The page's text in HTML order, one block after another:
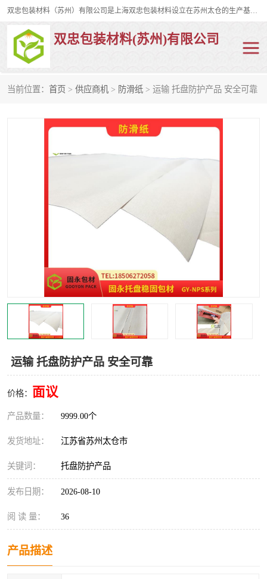
双忠包装材料（苏州）有限公司是上海双忠包装材料设立在苏州太仓的生产基地，占地约2万平米，产品主要有打孔缠绕膜，拉伸蜂窝纸，集装箱充气袋，滑托板，打包带，裹包网兜，防滑纸等箱体和托盘的运输和保护性包材。固永包材®，GooYon Pack®，是我们保护性包装材料的专属品牌。
双忠包装材料(苏州)有限公司
当前位置： 首页 > 供应商机 > 防滑纸 > 运输 托盘防护产品 安全可靠
运输 托盘防护产品 安全可靠
价格： 面议
产品数量： 9999.00个
发货地址： 江苏省苏州太仓市
关键词： 托盘防护产品
发布日期： 2026-08-10
阅 读 量： 36
产品描述
裹包网兜 纤维打包带
充气袋
托盘裹包网兜